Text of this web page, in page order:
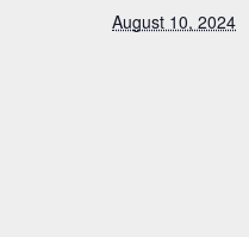
August 10, 2024